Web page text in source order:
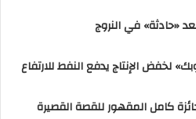
«حادثة» في النروج
لخفض الإنتاج يدفع النفط للارتفاع
كامل المقهور للقصة القصيرة